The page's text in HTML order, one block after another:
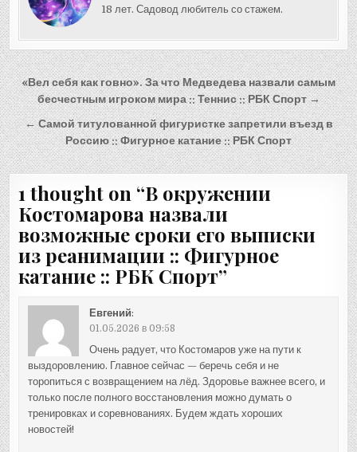
18 лет. Садовод любитель со стажем.
Навигация
по
записям
«Вел себя как говно». За что Медведева назвали самым
бесчестным игроком мира :: Теннис :: РБК Спорт →
← Самой титулованной фигуристке запретили въезд в
Россию :: Фигурное катание :: РБК Спорт
1 thought on “В окружении
Костомарова назвали
возможные сроки его выписки
из реанимации :: Фигурное
катание :: РБК Спорт”
Евгений:
01.05.2026 в 09:58
Очень радует, что Костомаров уже на пути к
выздоровлению. Главное сейчас — беречь себя и не
торопиться с возвращением на лёд. Здоровье важнее всего, и
только после полного восстановления можно думать о
тренировках и соревнованиях. Будем ждать хороших
новостей!